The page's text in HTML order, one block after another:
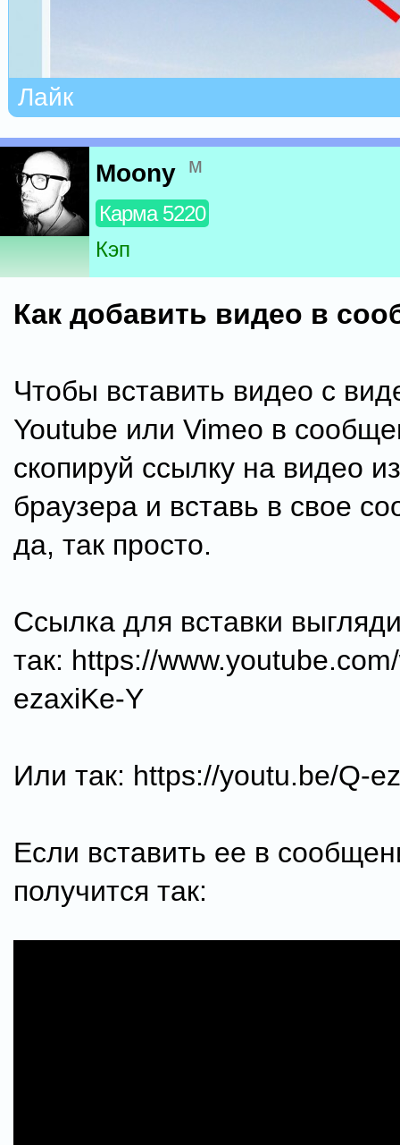
Лайк
Moony м
Карма 5220
Кэп
Как добавить видео в
Чтобы вставить видео с
Youtube или Vimeo в
скопируй ссылку на видео
браузера и вставь в свое
да, так просто.
Ссылка для вставки
так: httрs://
ezaxiKe-Y
Или так: httрs://youtu.be/Q-
Если вставить ее в
получится так: